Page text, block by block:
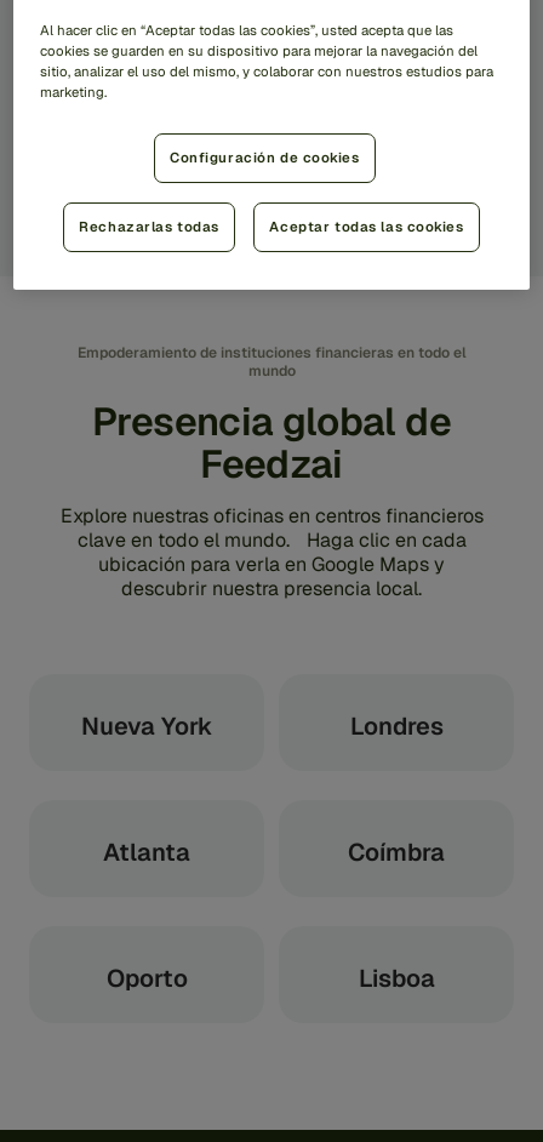
¿Desea unirse a nuestro equipo? Explore
nuestras oportunidades profesionales.
Explorar empleos
Empoderamiento de instituciones financieras en todo el
mundo
Presencia global de
Feedzai
Explore nuestras oficinas en centros financieros
clave en todo el mundo. Haga clic en cada
ubicación para verla en Google Maps y
descubrir nuestra presencia local.
Nueva York Londres
Atlanta Coímbra
Oporto Lisboa
Al hacer clic en “Aceptar todas las cookies”, usted acepta que las
cookies se guarden en su dispositivo para mejorar la navegación del
sitio, analizar el uso del mismo, y colaborar con nuestros estudios para
marketing.
Configuración de cookies
Rechazarlas todas Aceptar todas las cookies